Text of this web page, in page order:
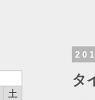
タ
土